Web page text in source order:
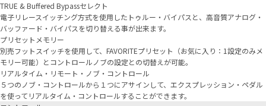
TRUE & Buffered Bypassセレクト
電子リレースイッチング方式を使用したトゥルー・バイパスと、高音質アナログ・
バッファード・バイパスを切り替える事が出来ます。
プリセットメモリー
別売フットスイッチを使用して、FAVORITEプリセット（お気に入り：1設定のみメ
モリー可能）とコントロールノブの設定との切替えが可能。
リアルタイム・リモート・ノブ・コントロール
５つのノブ・コントロールから１つにアサインして、エクスプレッション・ペダル
を使ってリアルタイム・コントロールすることができます。